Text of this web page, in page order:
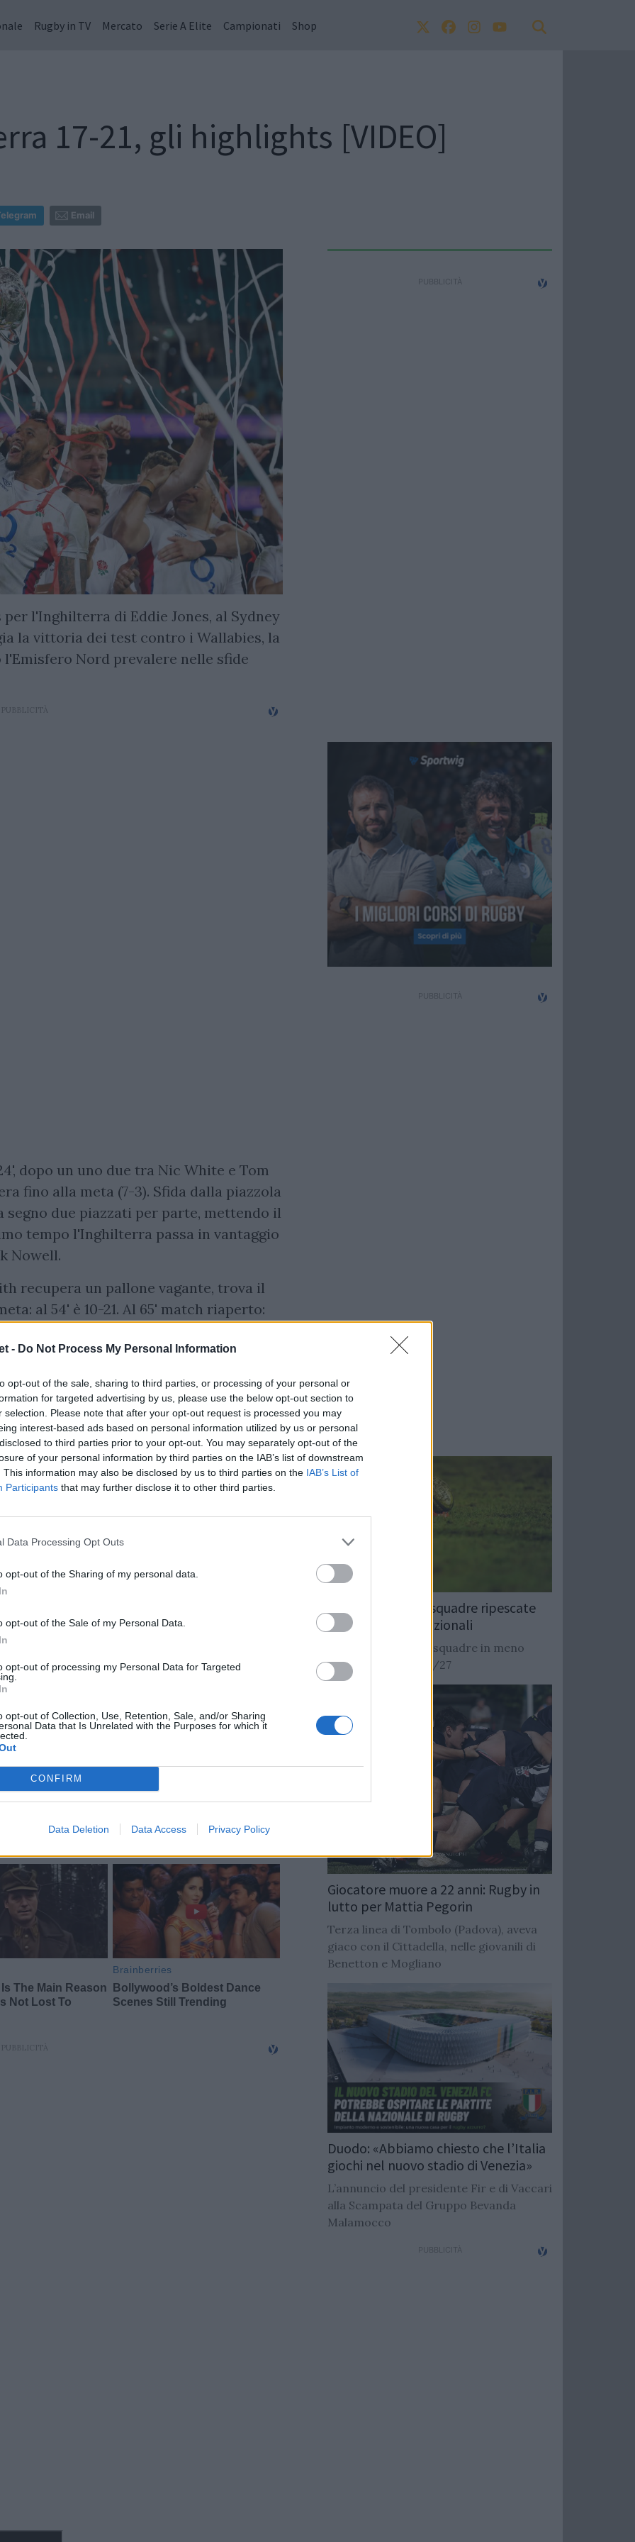
- Do Not Process My Personal Information
opt-out of the sale, sharing to third parties, or processing of your personal or
for targeted advertising by us, please use the below opt-out section to
selection. Please note that after your opt-out request is processed you may
interest-based ads based on personal information utilized by us or personal
to third parties prior to your opt-out. You may separately opt-out of the
of your personal information by third parties on the IAB’s list of downstream
This information may also be disclosed by us to third parties on the IAB’s List of
Participants that may further disclose it to other third parties.
Data Processing Opt Outs
opt-out of the Sharing of my personal data.
opt-out of the Sale of my Personal Data.
opt-out of processing my Personal Data for Targeted
opt-out of Collection, Use, Retention, Sale, and/or Sharing
Data that Is Unrelated with the Purposes for which it
CONFIRM
Data Deletion Data Access Privacy Policy
Rugby in TV Mercato Serie A Elite Campionati Shop
17-21, gli highlights [VIDEO]
Email
l'Inghilterra di Eddie Jones, al Sydney
la vittoria dei test contro i Wallabies, la
Nord prevalere nelle sfide
dopo un uno due tra Nic White e Tom
fino alla meta (7-3). Sfida dalla piazzola
segno due piazzati per parte, mettendo il
tempo l'Inghilterra passa in vantaggio
Nowell.
recupera un pallone vagante, trova il
al 54' è 10-21. Al 65' match riaperto:
la meta del 17 a 21. Si chiude così,
australiana.
Rugby: Record di squadre ripescate
nei campionati nazionali
Si stimano oltre 20 squadre in meno
dalla stagione 2026/27
Giocatore muore a 22 anni: Rugby in
lutto per Mattia Pegorin
Terza linea di Tombolo (Padova), aveva
giaco con il Cittadella, nelle giovanili di
Benetton e Mogliano
Duodo: «Abbiamo chiesto che l’Italia
giochi nel nuovo stadio di Venezia»
L’annuncio del presidente Fir e di Vaccari
alla Scampata del Gruppo Bevanda
Malamocco